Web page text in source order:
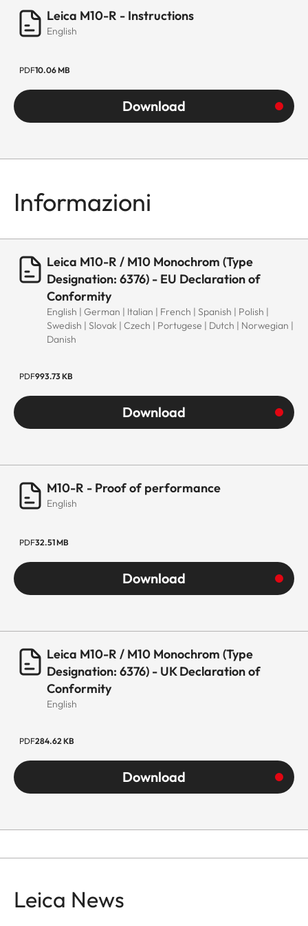
Leica M10-R - Instructions
English
PDF10.06 MB
Download
Informazioni
Leica M10-R / M10 Monochrom (Type
Designation: 6376) - EU Declaration of
Conformity
English | German | Italian | French | Spanish | Polish |
Swedish | Slovak | Czech | Portugese | Dutch | Norwegian |
Danish
PDF993.73 KB
Download
M10-R - Proof of performance
English
PDF32.51 MB
Download
Leica M10-R / M10 Monochrom (Type
Designation: 6376) - UK Declaration of
Conformity
English
PDF284.62 KB
Download
Leica News